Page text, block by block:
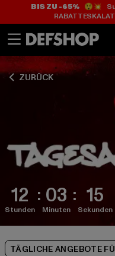
BIS ZU -65%😲💥
ZURÜCK
12
Stunden
03
Minuten
14
Sekunden
TÄGLICHE ANGEBOTE